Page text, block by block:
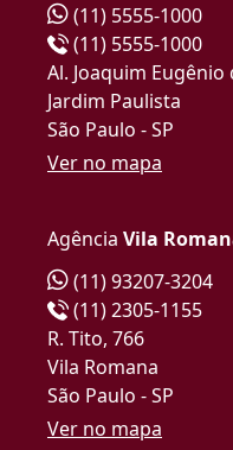
(11) 5555-1000
(11) 5555-1000
Al. Joaquim Eugênio
Jardim Paulista
São Paulo - SP
Ver no mapa
Agência Vila
(11) 93207-3204
(11) 2305-1155
R. Tito, 766
Vila Romana
São Paulo - SP
Ver no mapa